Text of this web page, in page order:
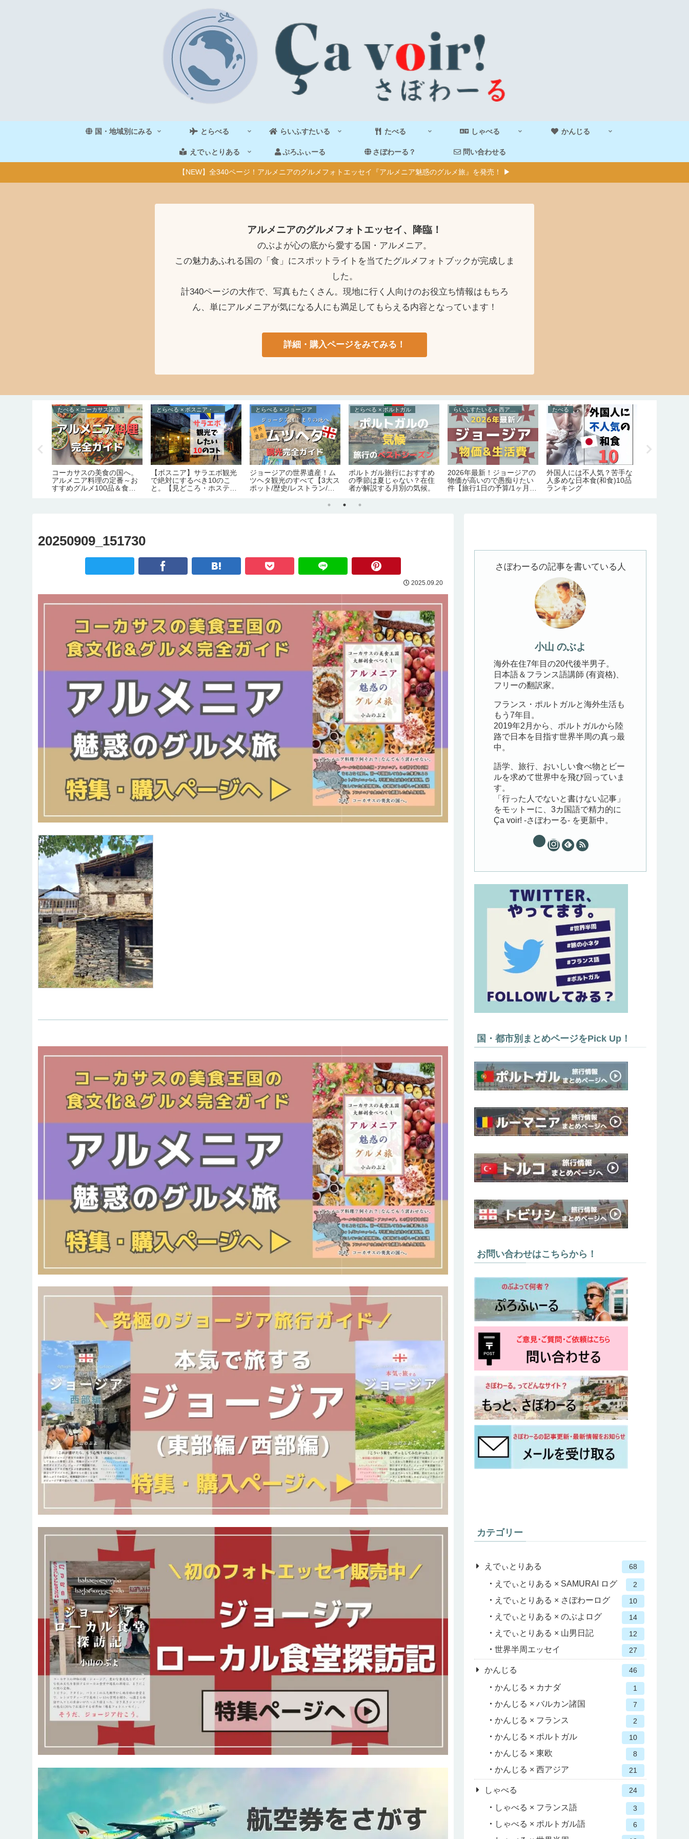
国・地域別にみる とらべる らいふすたいる たべる しゃべる かんじる
えでぃとりある ぷろふぃーる さぼわーる？ 問い合わせる
【NEW】全340ページ！アルメニアのグルメフォトエッセイ『アルメニア魅惑のグルメ旅』を発売！ ▶
アルメニアのグルメフォトエッセイ、降臨！
のぶよが心の底から愛する国・アルメニア。
この魅力あふれる国の「食」にスポットライトを当てたグルメフォトブックが完成しま
した。
計340ページの大作で、写真もたくさん。現地に行く人向けのお役立ち情報はもちろ
ん、単にアルメニアが気になる人にも満足してもらえる内容となっています！
詳細・購入ページをみてみる！
たべる × コーカサス諸国
コーカサスの美食の国へ。
アルメニア料理の定番～お
すすめグルメ100品＆食文
【ボスニア】サラエボ観光
で絶対にするべき10のこ
と。【見どころ・ホステル
とらべる × ジョージア
ジョージアの世界遺産！ム
ツヘタ観光のすべて【3大ス
ポット/歴史/レストラン/ア
とらべる × ポルトガル
ポルトガル旅行におすすめ
の季節は夏じゃない？在住
者が解説する月別の気候。
2026年最新！ジョージアの
物価が高いので愚痴りたい
件【旅行1日の予算/1ヶ月の
たべる
外国人には不人気？苦手な
人多めな日本食(和食)10品
ランキング
20250909_151730
2025.09.20
さぼわーるの記事を書いている人
小山 のぶよ
海外在住7年目の20代後半男子。
日本語＆フランス語講師 (有資格)、
フリーの翻訳家。
フランス・ポルトガルと海外生活も
もう7年目。
2019年2月から、ポルトガルから陸
路で日本を目指す世界半周の真っ最
中。
語学、旅行、おいしい食べ物とビー
ルを求めて世界中を飛び回っていま
す。
「行った人でないと書けない記事」
をモットーに、3カ国語で精力的に
Ça voir! -さぼわーる- を更新中。
国・都市別まとめページをPick Up！
お問い合わせはこちらから！
カテゴリー
えでぃとりある 68
えでぃとりある × SAMURAI ログ 2
えでぃとりある × さぼわーログ 10
えでぃとりある × のぶよログ 14
えでぃとりある × 山男日記 12
世界半周エッセイ 27
かんじる 46
かんじる × カナダ 1
かんじる × バルカン諸国 7
かんじる × フランス 2
かんじる × ポルトガル 10
かんじる × 東欧 8
かんじる × 西アジア 21
しゃべる 24
しゃべる × フランス語 3
しゃべる × ポルトガル語 6